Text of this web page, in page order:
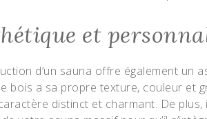
et
d’un sauna offre également un
bois a sa propre texture, couleur et
distinct et charmant. De plus,